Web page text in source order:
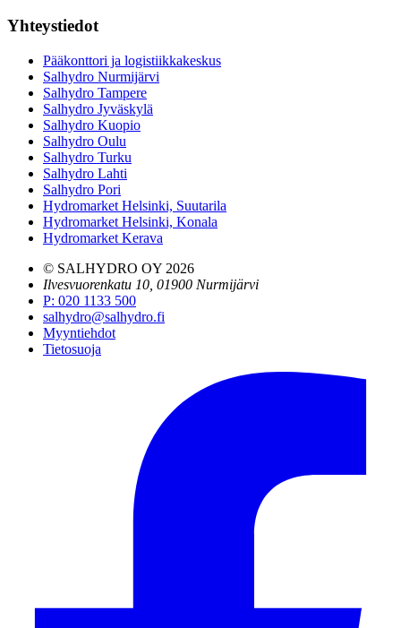
Yhteystiedot
Pääkonttori ja logistiikkakeskus
Salhydro Nurmijärvi
Salhydro Tampere
Salhydro Jyväskylä
Salhydro Kuopio
Salhydro Oulu
Salhydro Turku
Salhydro Lahti
Salhydro Pori
Hydromarket Helsinki, Suutarila
Hydromarket Helsinki, Konala
Hydromarket Kerava
© SALHYDRO OY 2026
Ilvesvuorenkatu 10, 01900 Nurmijärvi
P: 020 1133 500
salhydro@salhydro.fi
Myyntiehdot
Tietosuoja